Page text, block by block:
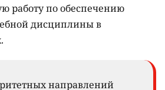
работу по обеспечению
дисциплины в
направлений